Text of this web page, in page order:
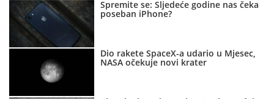
Spremite se: Sljedeće godine nas čeka
poseban iPhone?
Dio rakete SpaceX-a udario u Mjesec,
NASA očekuje novi krater